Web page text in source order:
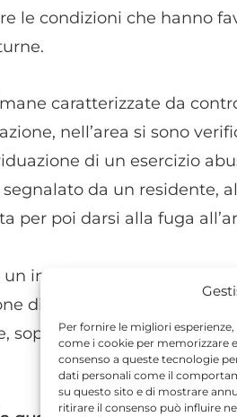
Per fornire le migliori
come i cookie per memorizzare
consenso a queste tecnologie
dati personali come il
su questo sito e di mostrare
ritirare il consenso può influire
le condizioni che hanno
caratterizzate da
nell’area si sono
di un esercizio
da un residente,
per poi darsi alla fuga
intervento immediato
di ulteriori punti luce
soprattutto nelle ore